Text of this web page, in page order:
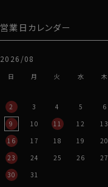
営業日カレンダー
2026/08
日 月 火 水 木
2
3 4 5 6
9
10 11 12 13
16
17 18 19 20
23
24 25 26 27
30
31